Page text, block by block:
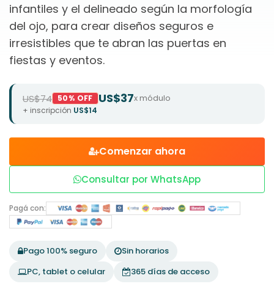
infantiles y el delineado según la morfología
del ojo, para crear diseños seguros e
irresistibles que te abran las puertas en
fiestas y eventos.
US$74 50% OFF US$37x módulo
+ inscripción US$14
Comenzar ahora
Consultar por WhatsApp
Pagá con:
Pago 100% seguro
Sin horarios
PC, tablet o celular
365 días de acceso